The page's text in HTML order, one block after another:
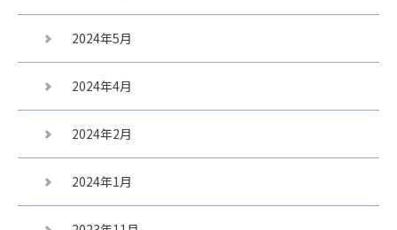
2024年5月
2024年4月
2024年2月
2024年1月